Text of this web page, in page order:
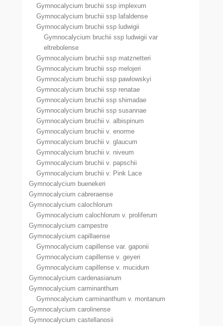
Gymnocalycium bruchii ssp implexum
Gymnocalycium bruchii ssp lafaldense
Gymnocalycium bruchii ssp ludwigii
Gymnocalycium bruchii ssp ludwigii var
eltrebolense
Gymnocalycium bruchii ssp matznetteri
Gymnocalycium bruchii ssp melojeri
Gymnocalycium bruchii ssp pawlowskyi
Gymnocalycium bruchii ssp renatae
Gymnocalycium bruchii ssp shimadae
Gymnocalycium bruchii ssp susannae
Gymnocalycium bruchii v. albispinum
Gymnocalycium bruchii v. enorme
Gymnocalycium bruchii v. glaucum
Gymnocalycium bruchii v. niveum
Gymnocalycium bruchii v. papschii
Gymnocalycium bruchii v. Pink Lace
Gymnocalycium buenekeri
Gymnocalycium cabreraense
Gymnocalycium calochlorum
Gymnocalycium calochlorum v. proliferum
Gymnocalycium campestre
Gymnocalycium capillaense
Gymnocalycium capillense var. gaponii
Gymnocalycium capillense v. geyeri
Gymnocalycium capillense v. mucidum
Gymnocalycium cardenasianum
Gymnocalycium carminanthum
Gymnocalycium carminanthum v. montanum
Gymnocalycium carolinense
Gymnocalycium castellanosii